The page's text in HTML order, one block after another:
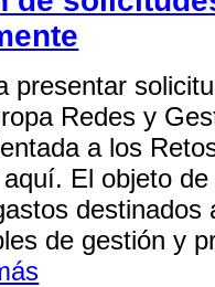
presentar
Redes y
a los
El objeto
de gestión y